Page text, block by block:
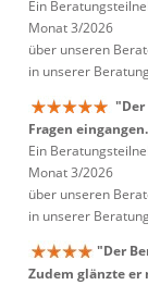
Ein
Monat 3/2026
über unseren
in unserer
"Der
Fragen
Ein
Monat 3/2026
über unseren
in unserer
"Der
Zudem glänzte er